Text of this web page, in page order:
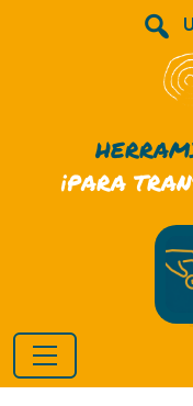
¡PARA